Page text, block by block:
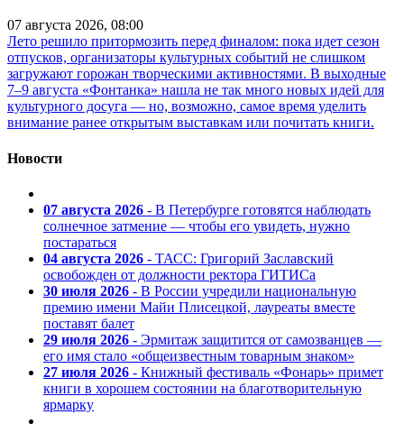
07 августа 2026, 08:00
Лето решило притормозить перед финалом: пока идет сезон
отпусков, организаторы культурных событий не слишком
загружают горожан творческими активностями. В выходные
7–9 августа «Фонтанка» нашла не так много новых идей для
культурного досуга — но, возможно, самое время уделить
внимание ранее открытым выставкам или почитать книги.
Новости
07 августа 2026 - В Петербурге готовятся наблюдать
солнечное затмение — чтобы его увидеть, нужно
постараться
04 августа 2026 - ТАСС: Григорий Заславский
освобожден от должности ректора ГИТИСа
30 июля 2026 - В России учредили национальную
премию имени Майи Плисецкой, лауреаты вместе
поставят балет
29 июля 2026 - Эрмитаж защитится от самозванцев —
его имя стало «общеизвестным товарным знаком»
27 июля 2026 - Книжный фестиваль «Фонарь» примет
книги в хорошем состоянии на благотворительную
ярмарку